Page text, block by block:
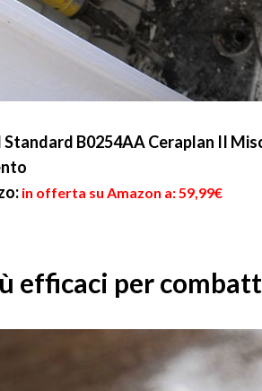
Standard B0254AA Ceraplan II
in offerta su Amazon a: 59,99€
efficaci per